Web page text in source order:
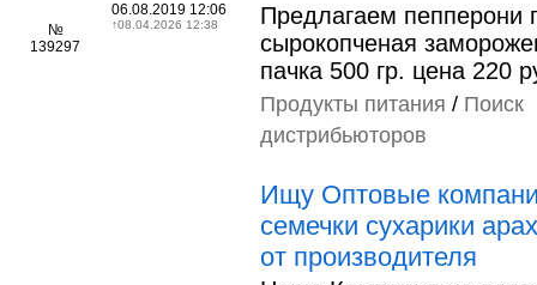
№
139297
06.08.2019 12:06
↑08.04.2026 12:38
Предлагаем пепперони
сырокопченая
пачка 500 гр. цена 220
Продукты питания / Поиск
дистрибьюторов
Ищу Оптовые
семечки сухарики
от производителя